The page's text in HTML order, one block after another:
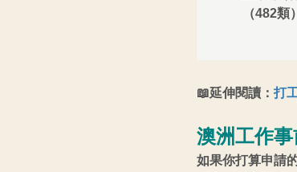
（482類）
📖延伸閱讀： 打
澳洲工作
如果你打算申請